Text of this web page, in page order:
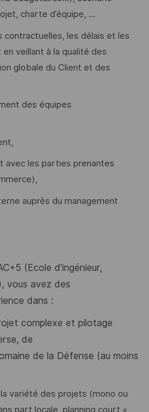
charte d’équipe, ...
contractuelles, les délais et les
veillant à la qualité des
globale du Client et des
des équipes
avec les parties prenantes
auprès du management
(Ecole d’ingénieur,
vous avez des
dans :
complexe et pilotage
de
de la Défense (au moins
la variété des projets (mono ou